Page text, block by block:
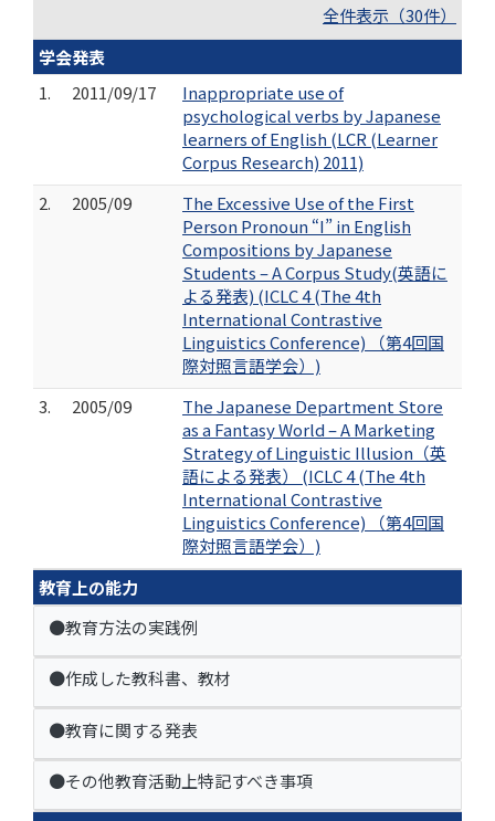
全件表示（30件）
学会発表
1.
2011/09/17
Inappropriate use of
psychological verbs by Japanese
learners of English (LCR (Learner
Corpus Research) 2011)
2.
2005/09
The Excessive Use of the First
Person Pronoun “I” in English
Compositions by Japanese
Students – A Corpus Study(英語に
よる発表) (ICLC 4 (The 4th
International Contrastive
Linguistics Conference) （第4回国
際対照言語学会）)
3.
2005/09
The Japanese Department Store
as a Fantasy World – A Marketing
Strategy of Linguistic Illusion（英
語による発表） (ICLC 4 (The 4th
International Contrastive
Linguistics Conference) （第4回国
際対照言語学会）)
教育上の能力
●教育方法の実践例
●作成した教科書、教材
●教育に関する発表
●その他教育活動上特記すべき事項